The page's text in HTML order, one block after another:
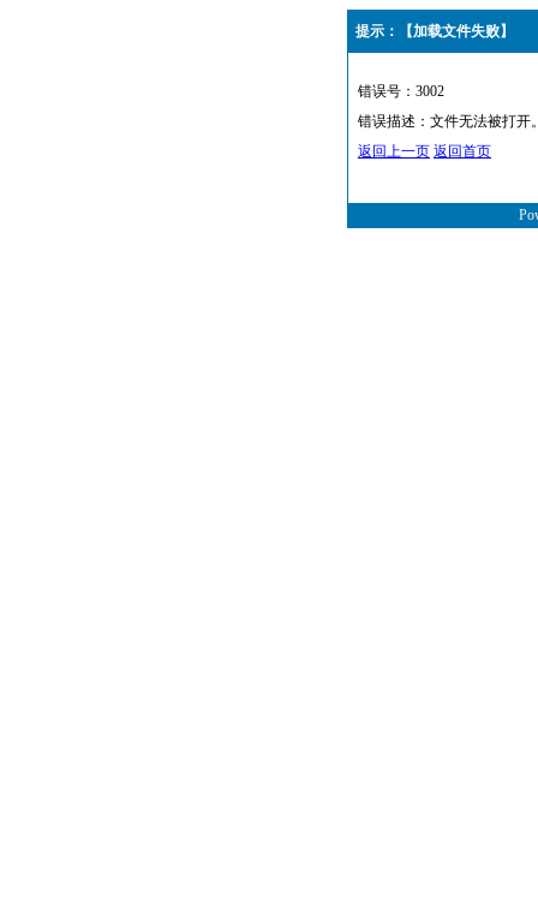
提示：【加载文件失败】
错误号：3002
错误描述：文件无法被打开
返回上一页 返回首页